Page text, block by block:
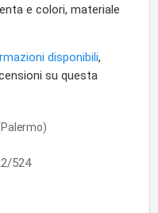
e colori, materiale
disponibili,
su questa
524